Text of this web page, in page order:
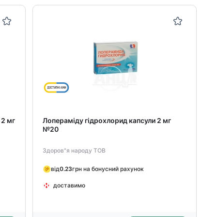
мг
Лопераміду гідрохлорид капсули 2 мг
№20
Здоров"я народу ТОВ
від0.23грн на бонусний рахунок
доставимо